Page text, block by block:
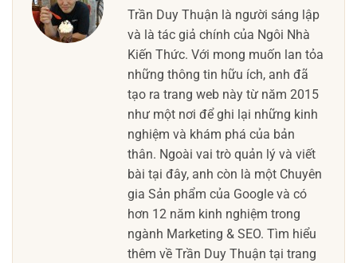
Trần Duy Thuận là người sáng lập
và là tác giả chính của Ngôi Nhà
Kiến Thức. Với mong muốn lan tỏa
những thông tin hữu ích, anh đã
tạo ra trang web này từ năm 2015
như một nơi để ghi lại những kinh
nghiệm và khám phá của bản
thân. Ngoài vai trò quản lý và viết
bài tại đây, anh còn là một Chuyên
gia Sản phẩm của Google và có
hơn 12 năm kinh nghiệm trong
ngành Marketing & SEO. Tìm hiểu
thêm về Trần Duy Thuận tại trang